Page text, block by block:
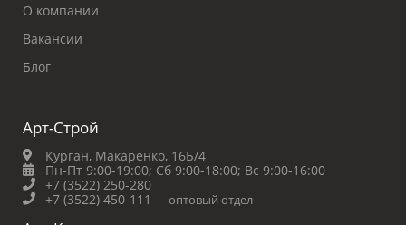
О компании
Вакансии
Блог
Арт-Строй
Курган, Макаренко, 16Б/4
Пн-Пт 9:00-19:00; Сб 9:00-18:00; Вс 9:00-16:00
+7 (3522) 250-280
+7 (3522) 450-111
оптовый отдел